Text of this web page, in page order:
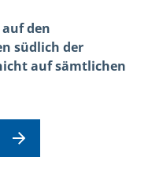
den
südlich der
auf sämtlichen